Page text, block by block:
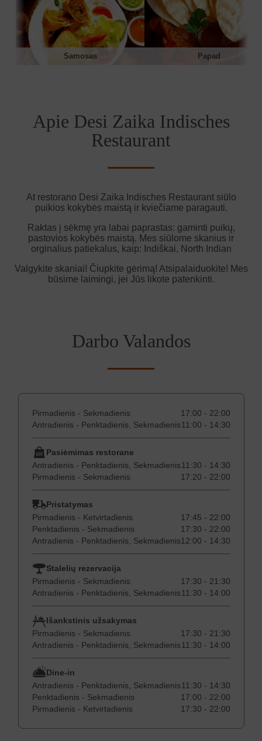
Samosas Papad
Apie Desi Zaika Indisches
Restaurant
At restorano Desi Zaika Indisches Restaurant siūlo
puikios kokybės maistą ir kviečiame paragauti.
Raktas į sėkmę yra labai paprastas: gaminti puikų,
pastovios kokybės maistą. Mes siūlome skanius ir
orginalius patiekalus, kaip: Indiškai, North Indian
Valgykite skaniai! Čiupkite gėrimą! Atsipalaiduokite! Mes
būsime laimingi, jei Jūs likote patenkinti.
Darbo Valandos
Pirmadienis - Sekmadienis
17:00 - 22:00
Antradienis - Penktadienis, Sekmadienis11:00 - 14:30
Pasiėmimas restorane
Antradienis - Penktadienis, Sekmadienis11:30 - 14:30
Pirmadienis - Sekmadienis
17:20 - 22:00
Pristatymas
Pirmadienis - Ketvirtadienis
17:45 - 22:00
Penktadienis - Sekmadienis
17:30 - 22:00
Antradienis - Penktadienis, Sekmadienis12:00 - 14:30
Stalelių rezervacija
Pirmadienis - Sekmadienis
17:30 - 21:30
Antradienis - Penktadienis, Sekmadienis11:30 - 14:00
Išankstinis užsakymas
Pirmadienis - Sekmadienis
17:30 - 21:30
Antradienis - Penktadienis, Sekmadienis11:30 - 14:00
Dine-in
Antradienis - Penktadienis, Sekmadienis11:30 - 14:30
Penktadienis - Sekmadienis
17:00 - 22:00
Pirmadienis - Ketvirtadienis
17:30 - 22:00